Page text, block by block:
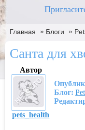
Главная » Блоги »
Санта для
Автор
pets_health
Блог: